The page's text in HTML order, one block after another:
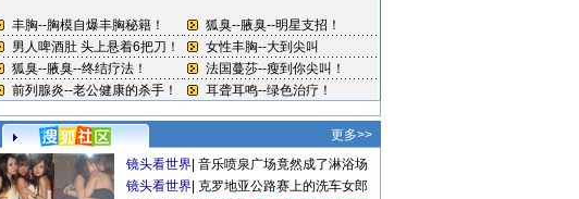
更多>>
镜头看世界 音乐喷泉广场竟然成了淋浴场
镜头看世界 克罗地亚公路赛上的洗车女郎